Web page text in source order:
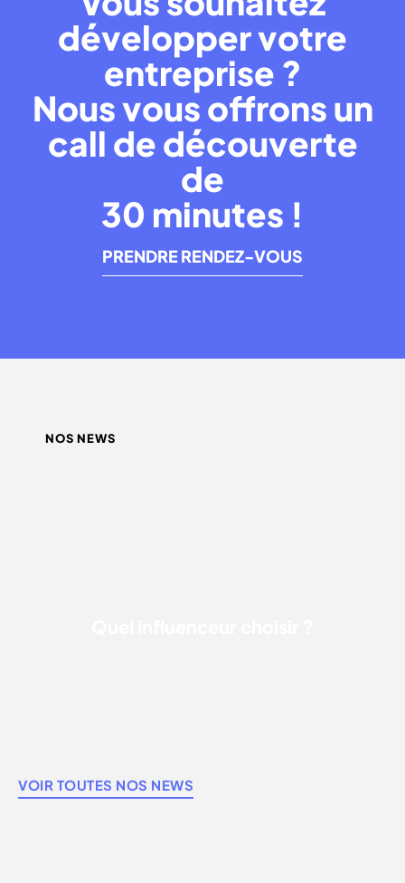
développer votre
entreprise ?
Nous vous offrons un
call de découverte
de
30 minutes !
PRENDRE RENDEZ-VOUS
NOS NEWS
VOIR TOUTES NOS NEWS